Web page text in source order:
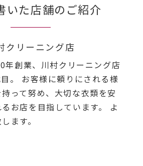
いた店舗のご紹介
クリーニング店
年創業、川村クリーニング店
。 お客様に頼りにされる様
って努め、大切な衣類を安
お店を目指しています。 よ
ます。